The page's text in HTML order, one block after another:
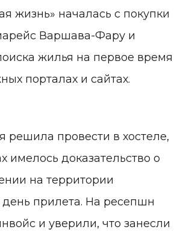
жизнь» началась с покупки
Варшава-Фару и
жилья на первое время
порталах и сайтах.
решила провести в хостеле,
имелось доказательство о
на территории
день прилета. На ресепшн
и уверили, что занесли